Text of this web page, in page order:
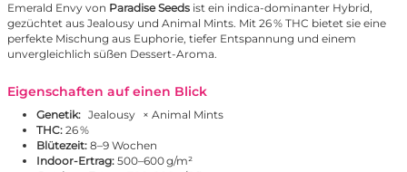
Emerald Envy von Paradise Seeds ist ein indica-dominanter Hybrid,
gezüchtet aus Jealousy und Animal Mints. Mit 26 % THC bietet sie eine
perfekte Mischung aus Euphorie, tiefer Entspannung und einem
unvergleichlich süßen Dessert-Aroma.
Eigenschaften auf einen Blick
Genetik: Jealousy × Animal Mints
THC: 26 %
Blütezeit: 8–9 Wochen
Indoor-Ertrag: 500–600 g/m²